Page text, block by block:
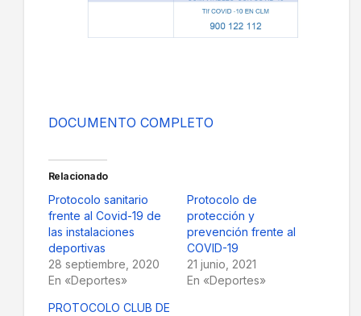
DOCUMENTO COMPLETO
Relacionado
Protocolo sanitario
frente al Covid-19 de
las instalaciones
deportivas
28 septiembre, 2020
En «Deportes»
Protocolo de
protección y
prevención frente al
COVID-19
21 junio, 2021
En «Deportes»
PROTOCOLO CLUB DE